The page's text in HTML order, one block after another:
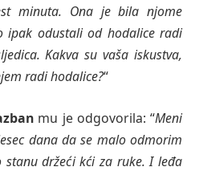
minuta. Ona je bila njome
ipak odustali od hodalice radi
Kakva su vaša iskustva,
radi hodalice?“
mu je odgovorila: “Meni
dana da se malo odmorim
držeći kći za ruke. I leđa